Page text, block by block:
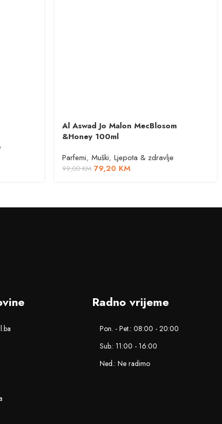
Al Aswad Jo Malon MecBlosom
&Honey 100ml
Parfemi, Muški, Ljepota & zdravlje
99,00KM 79,20 KM
Radno vrijeme
Pon. - Pet.: 08:00 - 20:00
Sub.: 11:00 - 16:00
Ned.: Ne radimo